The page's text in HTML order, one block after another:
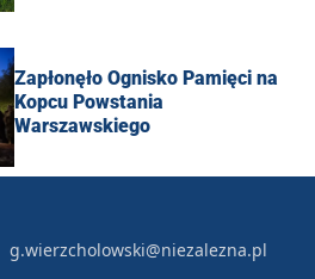
Zapłonęło Ognisko Pamięci na
Kopcu Powstania
Warszawskiego
g.wierzcholowski@niezalezna.pl